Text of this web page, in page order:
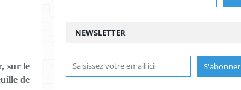
sur le
de
NEWSLETTER